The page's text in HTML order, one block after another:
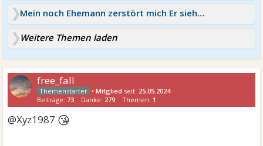
Mein noch Ehemann zerstört mich Er sieht es aber nich
Weitere Themen laden
free_fall
•Mitglied seit: 25.05.2024
Beiträge: 73 Danke: 279 Themen: 1
@Xyz1987 😘